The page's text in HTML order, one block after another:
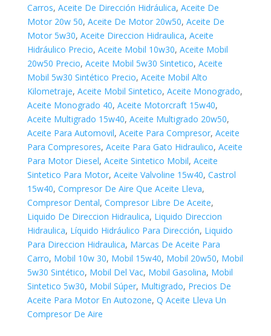
Carros, Aceite De Dirección Hidráulica, Aceite De
Motor 20w 50, Aceite De Motor 20w50, Aceite De
Motor 5w30, Aceite Direccion Hidraulica, Aceite
Hidráulico Precio, Aceite Mobil 10w30, Aceite Mobil
20w50 Precio, Aceite Mobil 5w30 Sintetico, Aceite
Mobil 5w30 Sintético Precio, Aceite Mobil Alto
Kilometraje, Aceite Mobil Sintetico, Aceite Monogrado,
Aceite Monogrado 40, Aceite Motorcraft 15w40,
Aceite Multigrado 15w40, Aceite Multigrado 20w50,
Aceite Para Automovil, Aceite Para Compresor, Aceite
Para Compresores, Aceite Para Gato Hidraulico, Aceite
Para Motor Diesel, Aceite Sintetico Mobil, Aceite
Sintetico Para Motor, Aceite Valvoline 15w40, Castrol
15w40, Compresor De Aire Que Aceite Lleva,
Compresor Dental, Compresor Libre De Aceite,
Liquido De Direccion Hidraulica, Liquido Direccion
Hidraulica, Líquido Hidráulico Para Dirección, Liquido
Para Direccion Hidraulica, Marcas De Aceite Para
Carro, Mobil 10w 30, Mobil 15w40, Mobil 20w50, Mobil
5w30 Sintético, Mobil Del Vac, Mobil Gasolina, Mobil
Sintetico 5w30, Mobil Súper, Multigrado, Precios De
Aceite Para Motor En Autozone, Q Aceite Lleva Un
Compresor De Aire